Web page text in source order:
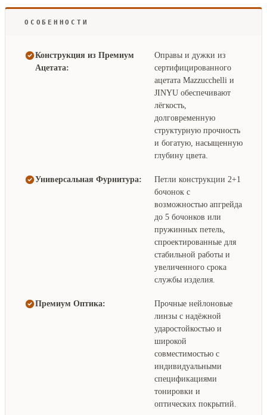
ОСОБЕННОСТИ
Конструкция из Премиум
Ацетата:
Оправы и дужки из
сертифицированного
ацетата Mazzucchelli и
JINYU обеспечивают
лёгкость,
долговременную
структурную прочность
и богатую, насыщенную
глубину цвета.
Универсальная Фурнитура:
Петли конструкции 2+1
бочонок с
возможностью апгрейда
до 5 бочонков или
пружинных петель,
спроектированные для
стабильной работы и
увеличенного срока
службы изделия.
Премиум Оптика:
Прочные нейлоновые
линзы с надёжной
ударостойкостью и
широкой
совместимостью с
индивидуальными
спецификациями
тонировки и
оптических покрытий.